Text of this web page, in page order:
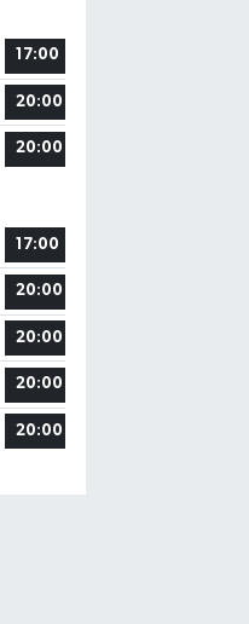
17:00
20:00
20:00
17:00
20:00
20:00
20:00
20:00